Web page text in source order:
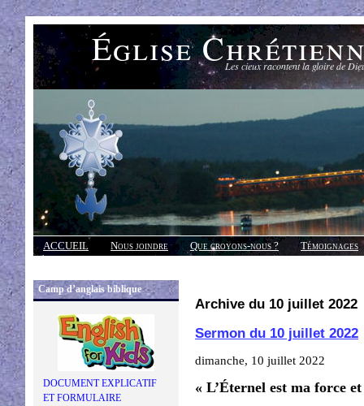
Église Les cieux racontent la gloire de
ACCUEIL Nous joindre Que croyons-nous ?
Témoignages
Réponses
Camp d’anglais biblique
DOCUMENT EXPLICATIF
ET FORMULAIRE
Archive du 10 juillet 2022
Sermon du 10 juillet 2022
dimanche, 10 juillet 2022
« L’Éternel est ma force